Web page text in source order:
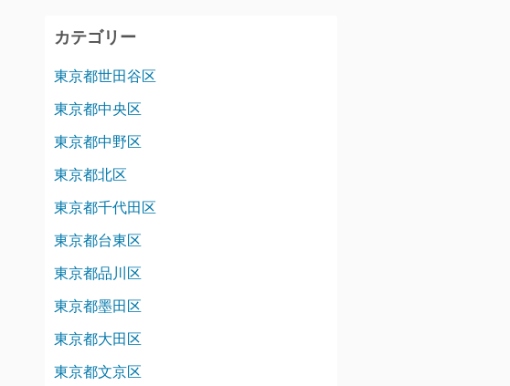
カテゴリー
東京都世田谷区
東京都中央区
東京都中野区
東京都北区
東京都千代田区
東京都台東区
東京都品川区
東京都墨田区
東京都大田区
東京都文京区